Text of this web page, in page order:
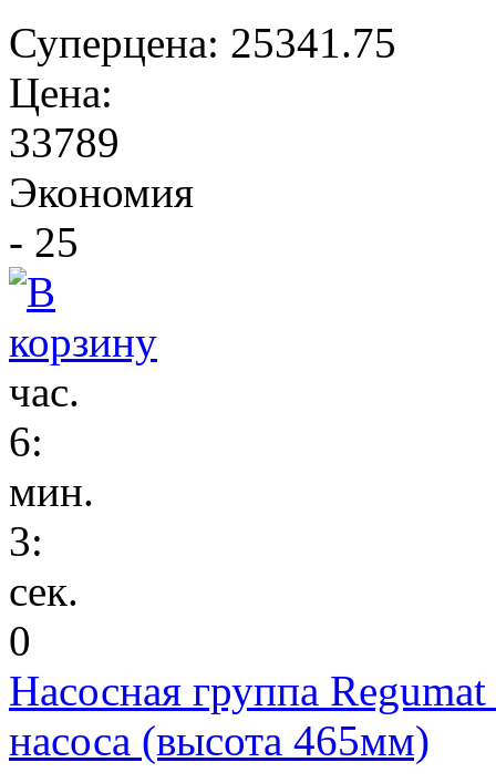
Суперцена: 25341.75
Цена:
33789
Экономия
- 25
час.
6:
мин.
3:
сек.
0
Насосная группа
насоса (высота 465мм)